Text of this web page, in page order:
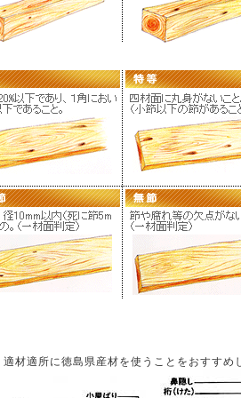
材適所に徳島県産材を使うことをおすすめ